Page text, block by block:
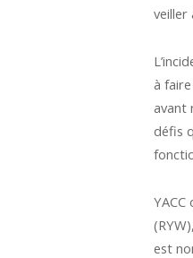
veiller
à
avant
défis
est